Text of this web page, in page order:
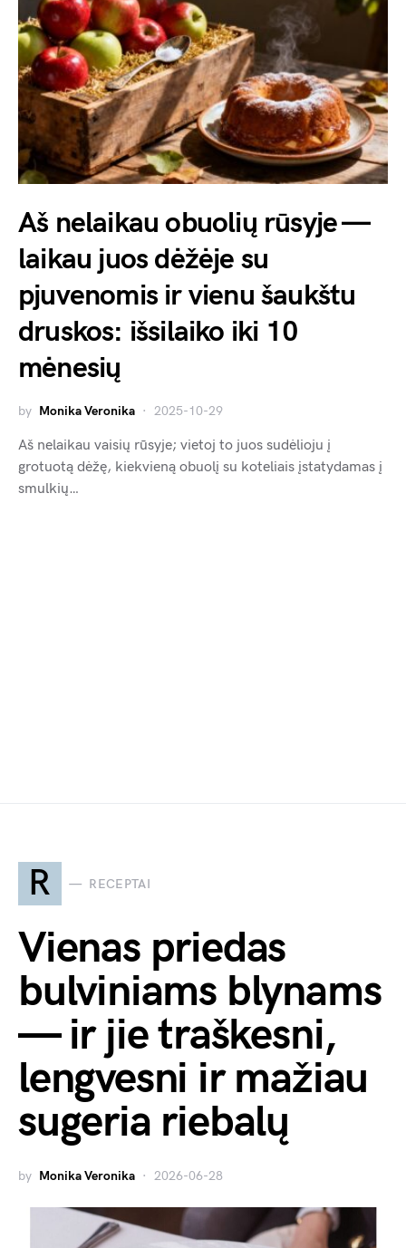
Aš nelaikau obuolių rūsyje —
laikau juos dėžėje su
pjuvenomis ir vienu šaukštu
druskos: išsilaiko iki 10
mėnesių
by Monika Veronika 2025-10-29
Aš nelaikau vaisių rūsyje; vietoj to juos sudėlioju į
grotuotą dėžę, kiekvieną obuolį su koteliais įstatydamas į
smulkių…
R RECEPTAI
Vienas priedas
bulviniams blynams
— ir jie traškesni,
lengvesni ir mažiau
sugeria riebalų
by Monika Veronika 2026-06-28